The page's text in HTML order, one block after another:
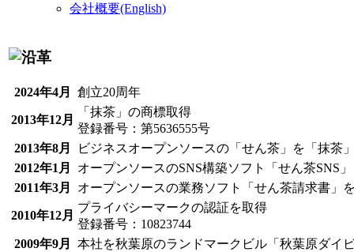
会社概要(English)
2024年4月 創立20周年
2013年12月
「抹茶」の商標取得
登録番号：第5636555号
2013年8月
ビジネスオープンソースの「せん茶」を「抹茶
2012年1月
オープンソースのSNS構築ソフト「せん茶SNS
2011年3月
オープンソースの業務ソフト「せん茶請求書」
2010年12月
プライバシーマークの認証を取得
登録番号：10823744
2009年9月
本社を秋葉原のランドマークビル「秋葉原ダイ